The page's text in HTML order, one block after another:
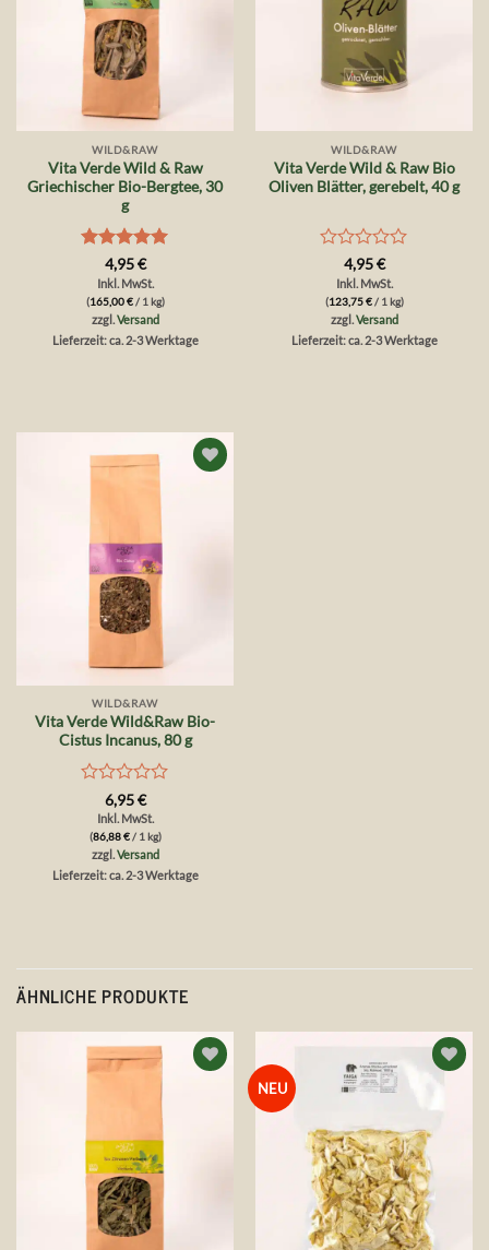
WILD&RAW
Vita Verde Wild & Raw
Griechischer Bio-Bergtee, 30
g
Bewertet
mit5 von
5
4,95€
Inkl. MwSt.
(165,00€/ 1 kg)
zzgl.Versand
Lieferzeit: ca. 2-3 Werktage
WILD&RAW
Vita Verde Wild & Raw Bio
Oliven Blätter, gerebelt, 40 g
Bewertet
mit
0
von
4,95€
Inkl. MwSt.
(123,75€/ 1 kg)
zzgl.Versand
Lieferzeit: ca. 2-3 Werktage
WILD&RAW
Vita Verde Wild&Raw Bio-
Cistus Incanus, 80 g
Bewertet
mit
0
von
6,95€
Inkl. MwSt.
(86,88€/ 1 kg)
zzgl.Versand
Lieferzeit: ca. 2-3 Werktage
ÄHNLICHE PRODUKTE
NEU